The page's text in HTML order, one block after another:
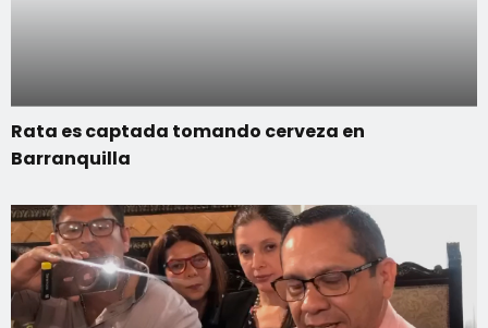
Rata es captada tomando cerveza en
Barranquilla